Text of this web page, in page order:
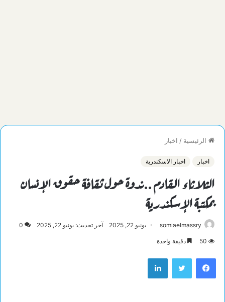
الرئيسية / اخبار
اخبار اخبار الاسكندرية
الثلاثاء القادم ..ندوة حول ثقافة حقوق الإنسان
بمكتبة الإسكندرية
somiaelmassry يونيو 22, 2025 آخر تحديث: يونيو 22, 2025 0
50 دقيقة واحدة
فيسبوك تويتر لينكدإن